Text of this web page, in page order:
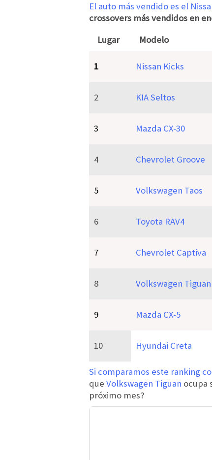
El auto más vendido es el
crossovers más vendidos en
Lugar
Modelo
1 Nissan Kicks
2 KIA Seltos
3 Mazda CX-30
4 Chevrolet Groove
5 Volkswagen Taos
6 Toyota RAV4
7 Chevrolet Captiva
8 Volkswagen Tiguan
9 Mazda CX-5
10 Hyundai Creta
Si comparamos este ranking
que Volkswagen Tiguan ocupa
próximo mes?